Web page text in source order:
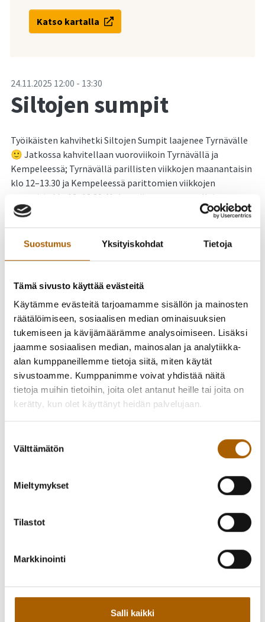
Suostumus Yksityiskohdat Tietoja
Tämä sivusto käyttää evästeitä
Käytämme evästeitä tarjoamamme sisällön ja mainosten
räätälöimiseen, sosiaalisen median ominaisuuksien
tukemiseen ja kävijämäärämme analysoimiseen. Lisäksi
jaamme sosiaalisen median, mainosalan ja analytiikka-
alan kumppaneillemme tietoja siitä, miten käytät
sivustoamme. Kumppanimme voivat yhdistää näitä
tietoja muihin tietoihin, joita olet antanut heille tai joita on
kerätty, kun olet käyttänyt heidän palvelujaan.
valinta
Välttämätön
Mieltymykset
Tilastot
Markkinointi
Salli kaikki
Katso kartalla
-24.11.2025 12:00 - 13:30
Siltojen sumpit
Työikäisten kahvihetki Siltojen Sumpit laajenee Tyrnävälle
🙂 Jatkossa kahvitellaan vuoroviikoin Tyrnävällä ja
Kempeleessä; Tyrnävällä parillisten viikkojen maanantaisin
klo 12–13.30 ja Kempeleessä parittomien viikkojen
torstaisin klo 12–13.30. Molempiin ovat tervetulleita
työikäiset kaikista hankekunnista. Ei tarvitse ilmoittautua
ennakkoon ja viipyä voi sen aikaa kuin kulloinkin omiin
aikatauluihin passaa.
Takaisin tapahtumiin